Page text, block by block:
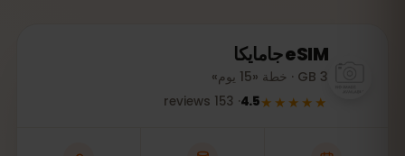
eSIMجامايكا
3 GB · خطة «15 يوم»
★★★★★
4.5
·
153
reviews